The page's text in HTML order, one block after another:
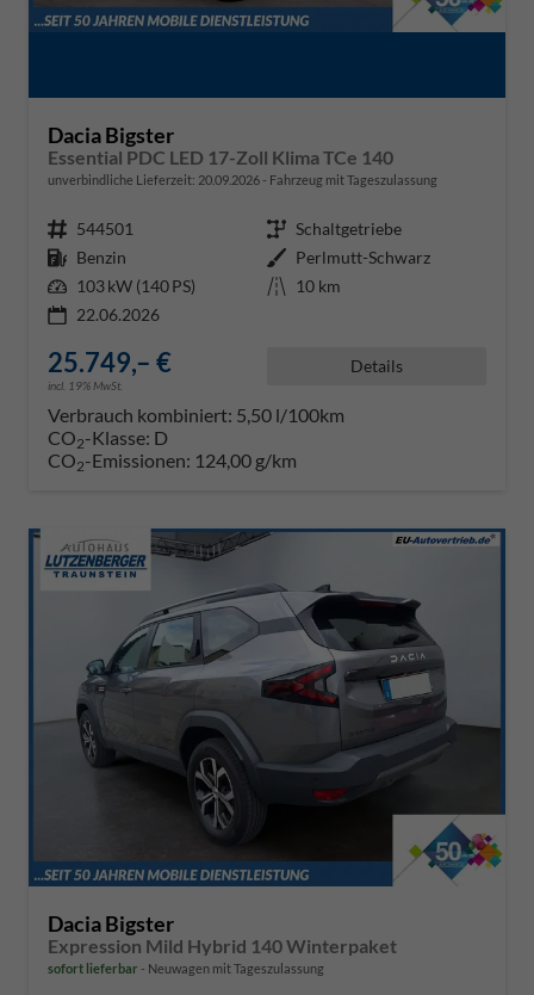
Dacia Bigster
Essential PDC LED 17-Zoll Klima TCe 140
unverbindliche Lieferzeit: 20.09.2026 Fahrzeug mit Tageszulassung
Fahrzeugnr. 544501 Getriebe Schaltgetriebe
Kraftstoff Benzin Außenfarbe Perlmutt-Schwarz
Leistung 103 kW (140 PS) Kilometerstand 10 km
22.06.2026
25.749,– €
incl. 19% MwSt.
Details
Verbrauch kombiniert: 5,50 l/100km
CO2-Klasse: D
CO2-Emissionen: 124,00 g/km
Dacia Bigster
Expression Mild Hybrid 140 Winterpaket
sofort lieferbar Neuwagen mit Tageszulassung